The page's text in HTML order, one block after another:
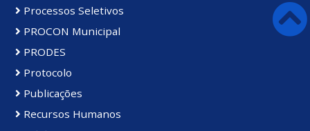
Processos Seletivos
PROCON Municipal
PRODES
Protocolo
Publicações
Recursos Humanos